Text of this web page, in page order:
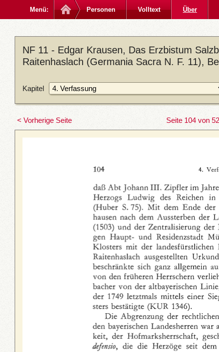
Menü: Personen Volltext Über
NF 11 - Edgar Krausen, Das Erzbistum
Raitenhaslach (Germania Sacra N. F. 11),
Kapitel
< Vorherige Seite Seite 104 von